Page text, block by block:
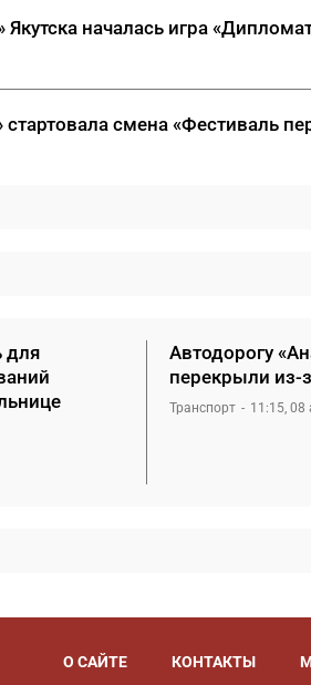
началась игра
смена «Фестиваль
для
Автодорогу
перекрыли из-
Транспорт 11:15, 08
О САЙТЕ КОНТАКТЫ